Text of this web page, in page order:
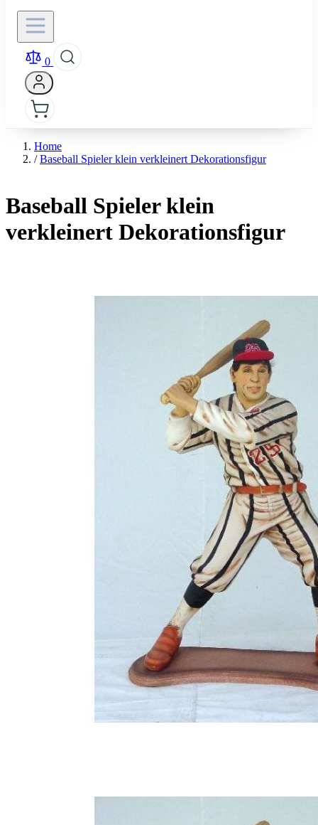
0
Home
/ Baseball Spieler klein verkleinert Dekorationsfigur
Baseball Spieler klein
verkleinert Dekorationsfigur